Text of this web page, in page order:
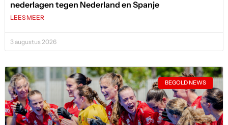
nederlagen tegen Nederland en Spanje
LEES MEER
3 augustus 2026
BEGOLD NEWS